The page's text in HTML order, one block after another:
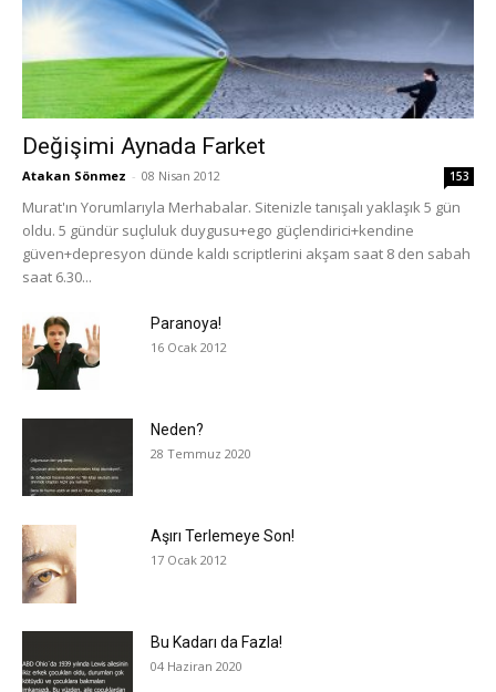
Değişimi Aynada Farket
Atakan Sönmez - 08 Nisan 2012 153
Murat'ın Yorumlarıyla Merhabalar. Sitenizle tanışalı yaklaşık 5 gün
oldu. 5 gündür suçluluk duygusu+ego güçlendirici+kendine
güven+depresyon dünde kaldı scriptlerini akşam saat 8 den sabah
saat 6.30...
Paranoya!
16 Ocak 2012
Neden?
28 Temmuz 2020
Aşırı Terlemeye Son!
17 Ocak 2012
Bu Kadarı da Fazla!
04 Haziran 2020